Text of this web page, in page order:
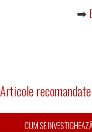
➡
Articole recomandate
CUM SE